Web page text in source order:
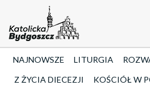
NAJNOWSZE LITURGIA
Z ŻYCIA DIECEZJI
KOŚCIÓŁ W